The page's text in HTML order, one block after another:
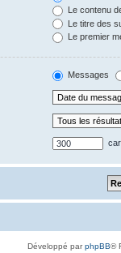
Le contenu
Le titre des
Le premier
Messages
Développé parphpBB®